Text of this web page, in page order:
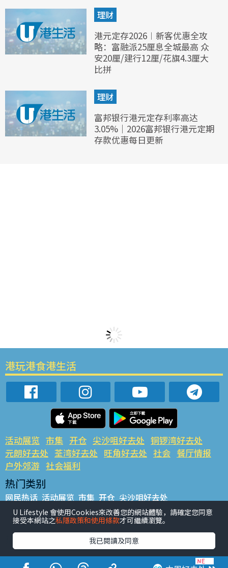
理财
港元定存2026︱新客优惠全攻
略：富融派25厘息全城最高 众
安20厘/建行12厘/花旗4.3厘大
比拼
理财
富邦银行港元定存利率高达
3.05%｜2026富邦银行港元定期
存款优惠每日更新
港玩港食港生活
活动展览 市集 开仓 尖沙咀好去处 铜锣湾好去处
元朗好去处 荃湾好去处 旺角好去处 社会 餐厅情报
户外郊游 社会福利
热门类别
网民热话 活动展览 市集 开仓 尖沙咀好去处
铜锣湾好去处 元朗好去处 荃湾好去处 旺角好去处 社会
餐厅情报 户外郊游
热门标签
#UGO揾好去处 #人气活动推介 #美食社群热话
#亲子玩乐好去处
#ULifestyle应用程式 #限时抢
U Lifestyle 會使用Cookies來改善您的網站體驗，請確定您同意
接受本網站之私隱政策和使用條款才可繼續瀏覽。
我已閱讀及同意